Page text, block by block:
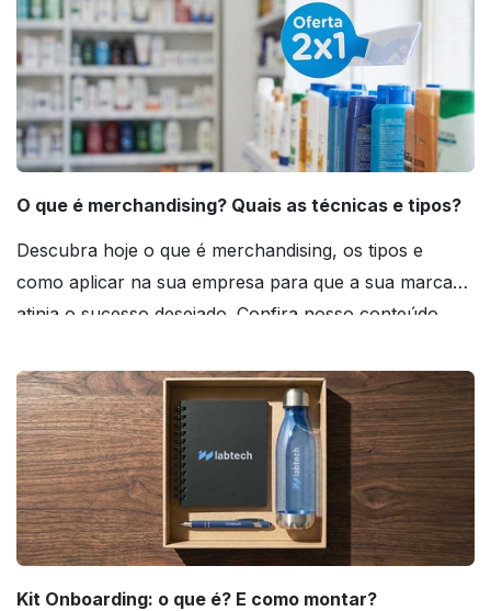
O que é merchandising? Quais as técnicas e tipos?
Descubra hoje o que é merchandising, os tipos e
como aplicar na sua empresa para que a sua marca
atinja o sucesso desejado. Confira nosso conteúdo
Kit Onboarding: o que é? E como montar?